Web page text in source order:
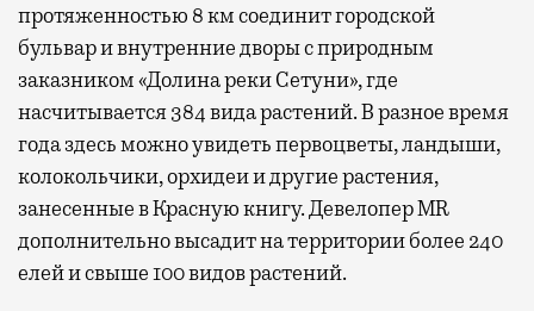
протяженностью 8 км соединит городской
бульвар и внутренние дворы с природным
заказником «Долина реки Сетуни», где
насчитывается 384 вида растений. В разное время
года здесь можно увидеть первоцветы, ландыши,
колокольчики, орхидеи и другие растения,
занесенные в Красную книгу. Девелопер MR
дополнительно высадит на территории более 240
елей и свыше 100 видов растений.